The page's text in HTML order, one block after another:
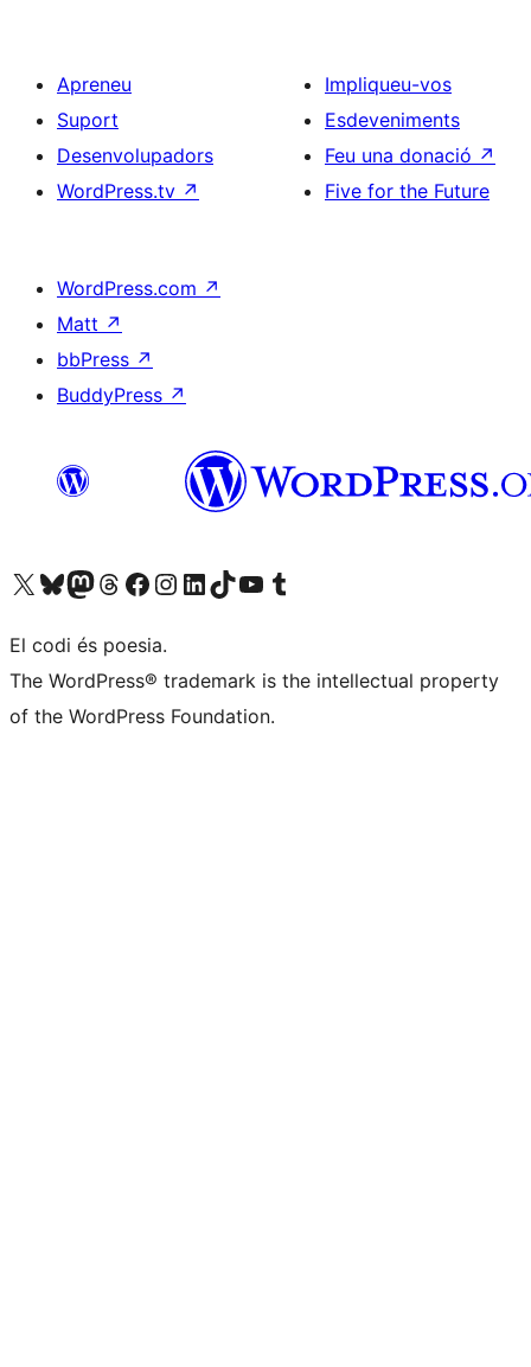
Apreneu
Suport
Desenvolupadors
WordPress.tv ↗
Impliqueu-vos
Esdeveniments
Feu una donació ↗
Five for the Future
WordPress.com ↗
Matt ↗
bbPress ↗
BuddyPress ↗
Visiteu el nostre compte X (abans Twitter)
Visiteu el nostre compte de Bluesky
Visiteu el nostre compte al Mastodon
Visiteu el nostre compte de Threads
Visiteu la nostra pàgina al Facebook
Visiteu el nostre compte d'Instagram
Visiteu el nostre compte de LinkedIn
Visiteu el nostre compte de TikTok
Visiteu el nostre canal al YouTube
Visiteu el nostre compte de Tumblr
El codi és poesia.
The WordPress® trademark is the intellectual property
of the WordPress Foundation.